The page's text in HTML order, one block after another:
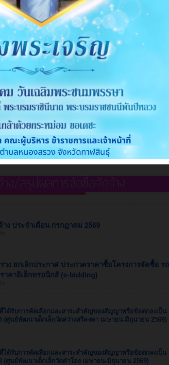
21 พฤศจิกายน, 2566
ประชาสัมพันธ์การยื่นแบบและชำระภาษี
ที่ดินและสิ่งปลูกสร้าง 2567
หมวดหมู่:ข่าวประชาสัมพันธ์ ผู้เขียน:พัชรินทร์ ทองจันดี
16 พฤศจิกายน, 2565
ประชาสัมพันธ์การยื่นแบบและชำระภาษี
ที่ดินและสิ่งปลูกสร้าง 2566
ผู้เขียน:พัชรินทร์ ทองจันดี
ง/สรุปผลการจัดซื้อจัดจ้าง
ง ประจำเดือน กรกฎาคม 2569
ง ยกเลิกประกาศ ประกวดราคาซื้อโครงการจัดซื้อ รถ
คาอิเล็กทรอนิกส์ (e-bidding)
ได้รับการคัดเลือกและสาระสำคัญของสัญญาหรือข้อตกลงเป็น
(ศูนย์พัฒนาเด็กเล็กวัดสว่างศรีคงคา เมษายน-มิถุนายน 2569)
ได้รับการคัดเลือกและสาระสำคัญของสัญญาหรือข้อตกลงเป็น
(ศูนย์พัฒนาเด็กเล็กวัดคำโอง เมษายน-มิถุนายน 2569)